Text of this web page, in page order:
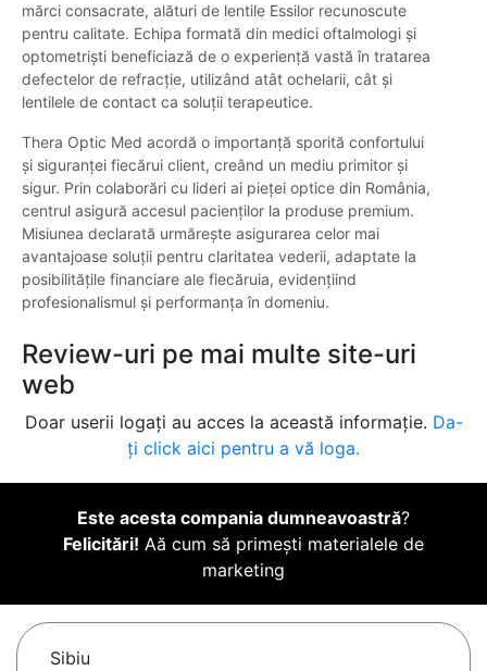
mărci consacrate, alături de lentile Essilor recunoscute
pentru calitate. Echipa formată din medici oftalmologi și
optometriști beneficiază de o experiență vastă în tratarea
defectelor de refracție, utilizând atât ochelarii, cât și
lentilele de contact ca soluții terapeutice.
Thera Optic Med acordă o importanță sporită confortului
și siguranței fiecărui client, creând un mediu primitor și
sigur. Prin colaborări cu lideri ai pieței optice din România,
centrul asigură accesul pacienților la produse premium.
Misiunea declarată urmărește asigurarea celor mai
avantajoase soluții pentru claritatea vederii, adaptate la
posibilitățile financiare ale fiecăruia, evidențiind
profesionalismul și performanța în domeniu.
Review-uri pe mai multe site-uri
web
Doar userii logați au acces la această informație. Da-
ți click aici pentru a vă loga.
Este acesta compania dumneavoastră?
Felicitări! Aă cum să primești materialele de
marketing
Sibiu